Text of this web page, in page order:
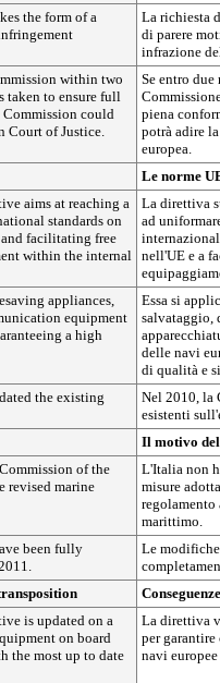
the form of a
La richiesta
di parere
infrazione
within two
taken to ensure full
could
Court of Justice.
Se entro
piena
potrà adire
europea.
Le norme
aims at reaching a
standards on
facilitating free
within the internal
La direttiva
ad
nell'UE e a
appliances,
equipment
a high
Essa si
salvataggio,
delle navi
di qualità e
the existing
Nel 2010, la
esistenti
Il motivo
of the
revised marine
L'Italia non
misure
marittimo.
been fully
Le
is updated on a
on board
the most up to date
La direttiva
per
navi